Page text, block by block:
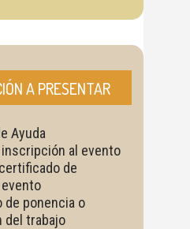
A PRESENTAR
Ayuda
inscripción al evento
de
de ponencia o
del trabajo